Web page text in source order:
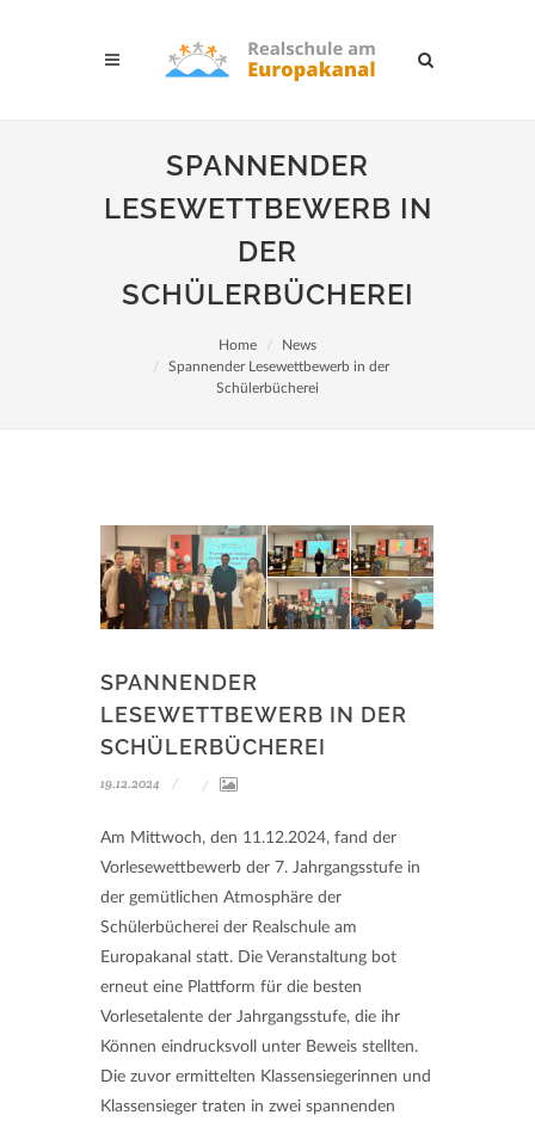
SPANNENDER
LESEWETTBEWERB IN
DER
SCHÜLERBÜCHEREI
Home
News
Spannender Lesewettbewerb in der
Schülerbücherei
SPANNENDER
LESEWETTBEWERB IN DER
SCHÜLERBÜCHEREI
19.12.2024
Am Mittwoch, den 11.12.2024, fand der
Vorlesewettbewerb der 7. Jahrgangsstufe in
der gemütlichen Atmosphäre der
Schülerbücherei der Realschule am
Europakanal statt. Die Veranstaltung bot
erneut eine Plattform für die besten
Vorlesetalente der Jahrgangsstufe, die ihr
Können eindrucksvoll unter Beweis stellten.
Die zuvor ermittelten Klassensiegerinnen und
Klassensieger traten in zwei spannenden